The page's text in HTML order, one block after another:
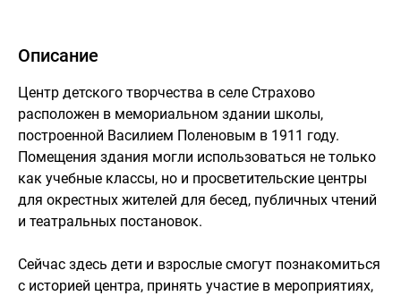
Описание
Центр детского творчества в селе Страхово
расположен в мемориальном здании школы,
построенной Василием Поленовым в 1911 году.
Помещения здания могли использоваться не только
как учебные классы, но и просветительские центры
для окрестных жителей для бесед, публичных чтений
и театральных постановок.
Сейчас здесь дети и взрослые смогут познакомиться
с историей центра, принять участие в мероприятиях,